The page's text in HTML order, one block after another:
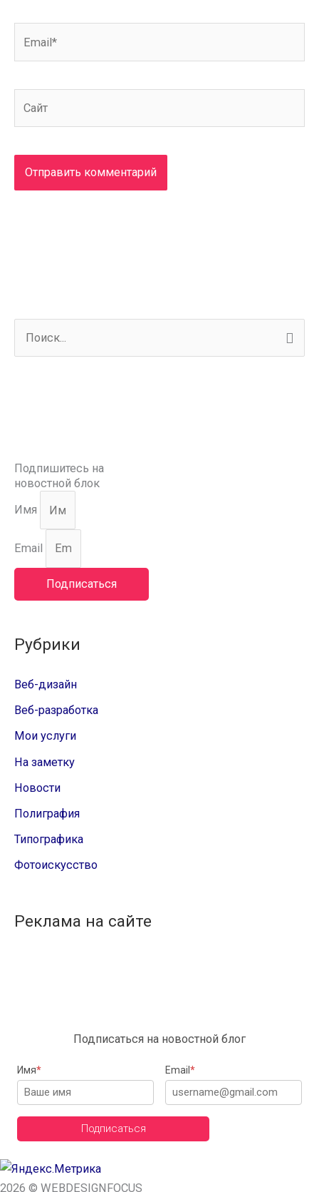
Подпишитесь на
новостной блок
Имя
Email
Подписаться
Рубрики
Веб-дизайн
Веб-разработка
Мои услуги
На заметку
Новости
Полиграфия
Типографика
Фотоискусство
Реклама на сайте
Подписаться на новостной блог
Имя* Email *
Подписаться
2026 © WEBDESIGNFOCUS